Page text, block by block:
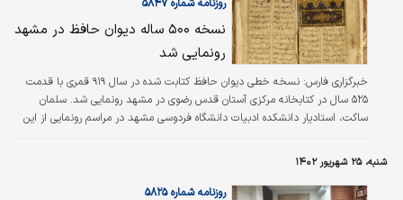
روزنامه شماره ۵۸۴۷
نسخه ۵۰۰ ساله دیوان حافظ در مشهد
رونمایی شد
خبرگزاری فارس:
نسخه خطی دیوان حافظ کتابت شده در سال ۹۱۹ قمری با قدمت
۵۲۵ سال در کتابخانه مرکزی آستان قدس رضوی در مشهد رونمایی شد. سلمان
ساکت، استادیار دانشکده ادبیات دانشگاه فردوسی مشهد در مراسم رونمایی از این
است. مدیرکل فرهنگ و ارشاد اسلامی خراسان رضوی نیز در مراسم رونمایی از این
دیوان گفت: تعدد نسخ خطی یک کتاب نشانگر اقبال مردم و بزرگان به آن کتاب و
شنبه، ۲۵ شهریور ۱۴۰۲
روزنامه شماره ۵۸۲۵